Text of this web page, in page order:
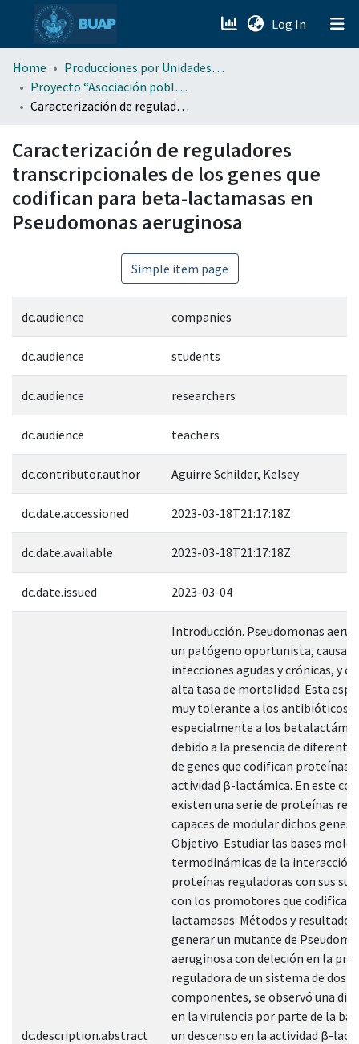
Log In (current)
menu.section.about_menu
All of DSpace
Home
Producciones por Unidades Académicas
Proyecto “Asociación poblana de Ciencias Microbiológicas” . (APCM)
Caracterización de reguladores transcripcionales de los genes que codifican para beta-lactamasas en Pseudomonas aeruginosa
Caracterización de reguladores
transcripcionales de los genes que
codifican para beta-lactamasas en
Pseudomonas aeruginosa
Simple item page
dc.audience companies
dc.audience students
dc.audience researchers
dc.audience teachers
dc.contributor.author Aguirre Schilder, Kelsey
dc.date.accessioned 2023-03-18T21:17:18Z
dc.date.available 2023-03-18T21:17:18Z
dc.date.issued 2023-03-04
dc.description.abstract
Introducción. Pseudomonas
un patógeno oportunista,
infecciones agudas y crónicas, y
alta tasa de mortalidad. Esta
muy tolerante a los antibióticos,
especialmente a los
debido a la presencia de
de genes que codifican proteínas
actividad β-lactámica. En este
existen una serie de proteínas
capaces de modular dichos genes.
Objetivo. Estudiar las bases
termodinámicas de la interacción
proteínas reguladoras con sus
con los promotores que codifican
lactamasas. Métodos y
generar un mutante de
aeruginosa con deleción en la
reguladora de un sistema de dos
componentes, se observó una
en la virulencia por parte de la
un descenso en la actividad β-